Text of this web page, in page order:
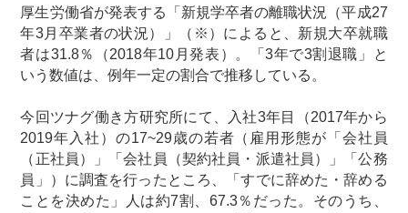
厚生労働省が発表する「新規学卒者の離職状況（平成27
年3月卒業者の状況）」（※）によると、新規大卒就職
者は31.8％（2018年10月発表）。「3年で3割退職」と
いう数値は、例年一定の割合で推移している。
今回ツナグ働き方研究所にて、入社3年目（2017年から
2019年入社）の17~29歳の若者（雇用形態が「会社員
（正社員）」「会社員（契約社員・派遣社員）」「公務
員」）に調査を行ったところ、「すでに辞めた・辞める
ことを決めた」人は約7割、67.3％だった。そのうち、